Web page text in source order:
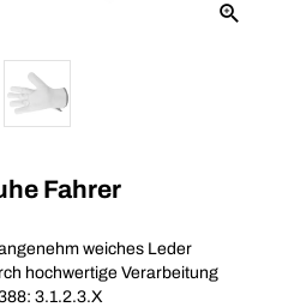
Fahrer
weiches Leder
hochwertige Verarbeitung
3.1.2.3.X